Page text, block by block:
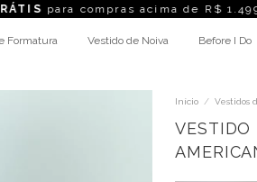
compras acima de R$ 1.499,00
Formatura Vestido de Noiva Before I Do
Início / Vestidos
VESTIDO